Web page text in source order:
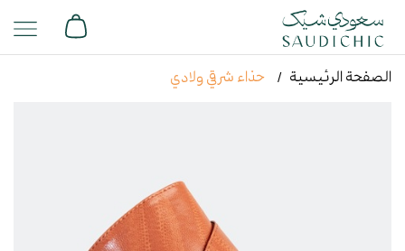
الصفحة الرئيسية حذاء شرقي ولادي